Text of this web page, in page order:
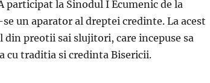
participat la Sinodul I Ecumenic de la
un aparator al dreptei credinte. La acest
preotii sai slujitori, care incepuse sa
cu traditia si credinta Bisericii.